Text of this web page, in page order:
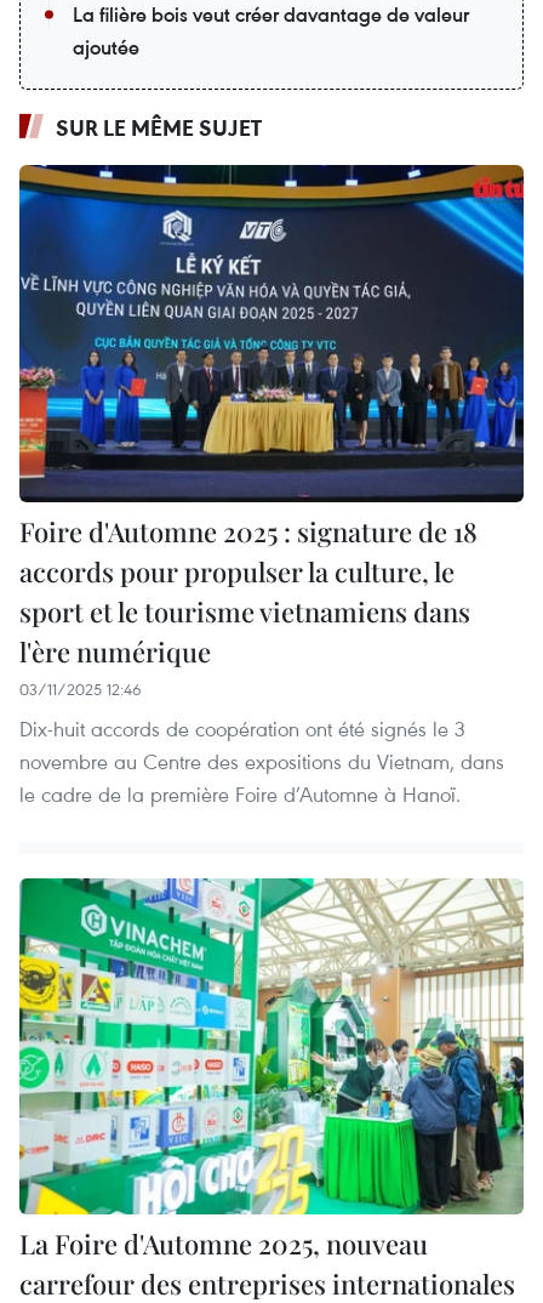
La filière bois veut créer davantage de valeur
ajoutée
SUR LE MÊME SUJET
Foire d'Automne 2025 : signature de 18
accords pour propulser la culture, le
sport et le tourisme vietnamiens dans
l'ère numérique
03/11/2025 12:46
Dix-huit accords de coopération ont été signés le 3
novembre au Centre des expositions du Vietnam, dans
le cadre de la première Foire d’Automne à Hanoï.
La Foire d'Automne 2025, nouveau
carrefour des entreprises internationales